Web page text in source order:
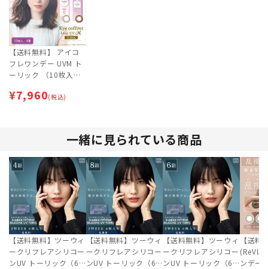
【送料無料】 アイコ
フレワンデー UVM ト
ーリック （10枚入）
ラコン 【ネコポス専
¥7,960(税込)
一緒に見られている商品
【送料無料】ツーウィ
ークリフレアシリコー
ンUV トーリック（6
【送料無料】ツーウィ
ークリフレアシリコー
ンUV トーリック（6
【送料無料】ツーウィ
ークリフレアシリコー
ンUV トーリック（6
【送料
ンデー